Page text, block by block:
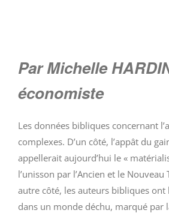
ParMichelle
économiste
Les données bibliques concernant
complexes. D’un côté, l’appât du
appellerait aujourd’hui le «
l’unisson par l’Ancien et le Nouveau
autre côté, les auteurs bibliques ont
dans un monde déchu, marqué par